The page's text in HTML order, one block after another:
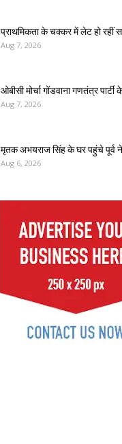
प्राथमिकता के चक्कर में लेट हो रहीं
Aug 7, 2026
ओबीसी मोर्चा गोंडवाना गणतंत्र
Aug 7, 2026
मृतक अभयराज सिंह के घर पहुंचे पूर्व
Aug 6, 2026